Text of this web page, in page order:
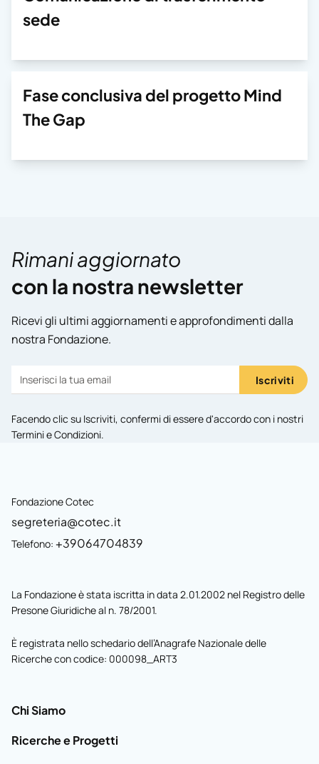
sede
Fase conclusiva del progetto Mind
The Gap
Rimani aggiornato
con la nostra newsletter
Ricevi gli ultimi aggiornamenti e approfondimenti dalla
nostra Fondazione.
Iscriviti
Facendo clic su Iscriviti, confermi di essere d'accordo con i nostri
Termini e Condizioni.
Fondazione Cotec
segreteria@cotec.it
Telefono: +39064704839
La Fondazione è stata iscritta in data 2.01.2002 nel Registro delle
Presone Giuridiche al n. 78/2001.
È registrata nello schedario dell’Anagrafe Nazionale delle
Ricerche con codice: 000098_ART3
Chi Siamo
Ricerche e Progetti